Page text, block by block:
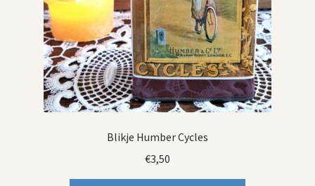
Blikje Humber Cycles
€3,50